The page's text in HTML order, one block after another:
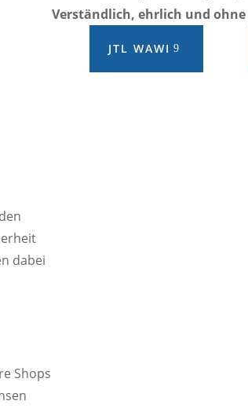
Verständlich, ehrlich und ohne
JTL WAWI
dabei
Shops